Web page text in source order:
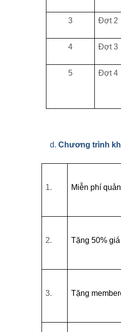
3 Đợt 2
4 Đợt 3
5 Đợt 4
d. Chương trình
1. Miễn phí
2. Tặng 50%
3. Tặng